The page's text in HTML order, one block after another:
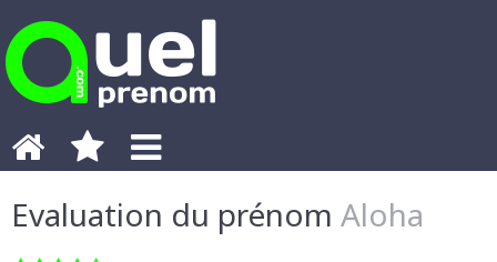
Evaluation du prénom Aloha